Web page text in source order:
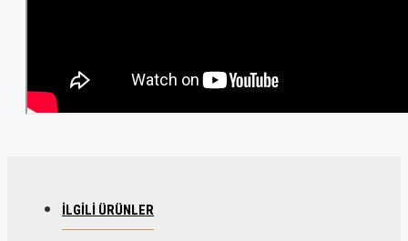
İLGILI ÜRÜNLER